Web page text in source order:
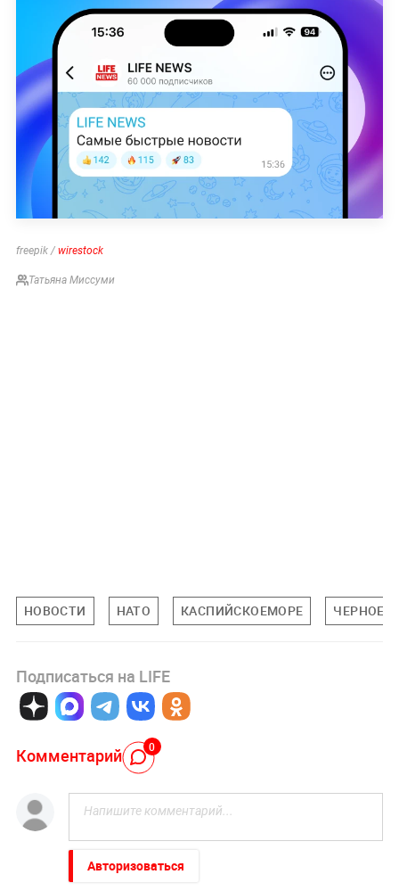
freepik / wirestock
Татьяна Миссуми
НОВОСТИ НАТО КАСПИЙСКОЕМОРЕ
Подписаться на LIFE
Комментарий 0
Авторизоваться